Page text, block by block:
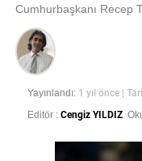
Cumhurbaşkanı Recep
Yayınlandı: 1 yıl önce |
Editör : Cengiz YILDIZ